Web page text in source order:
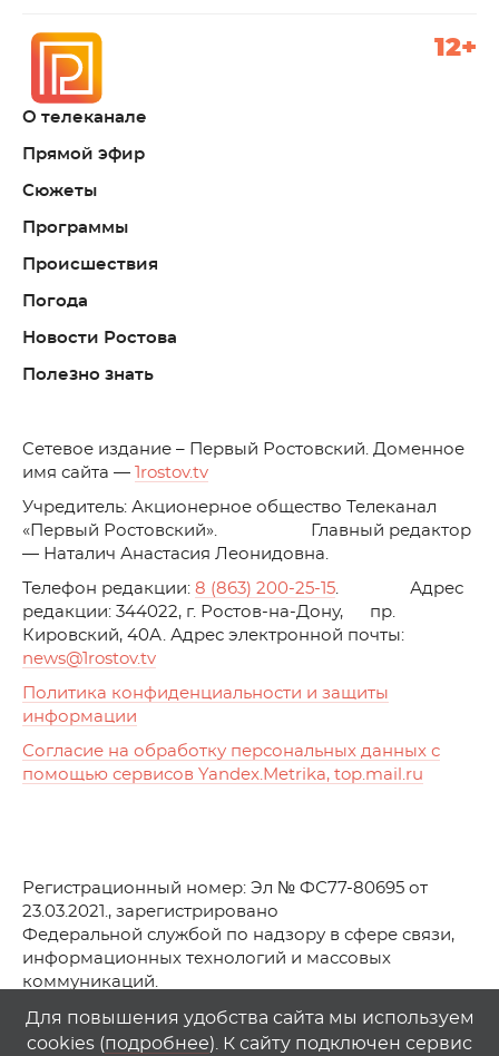
О телеканале
Прямой эфир
Сюжеты
Программы
Происшествия
Погода
Новости Ростова
Полезно знать
12+
Cетевое издание – Первый Ростовский. Доменное
имя сайта —
1rostov.tv
Учредитель: Акционерное общество Телеканал
«Первый Ростовский». Главный редактор
— Наталич Анастасия Леонидовна.
Телефон редакции: 8 (863) 200-25-15. Адрес
редакции: 344022, г. Ростов-на-Дону, пр.
Кировский, 40А. Адрес электронной почты:
news@1rostov.tv
Политика конфиденциальности и защиты
информации
Согласие на обработку персональных данных с
помощью сервисов Yandex.Metrika, top.mail.ru
Регистрационный номер: Эл № ФС77-80695 от
23.03.2021., зарегистрировано
Федеральной службой по надзору в сфере связи,
информационных технологий и массовых
коммуникаций.
© АО Телеканал «Первый Ростовский» (2021-2025)
Любое использование материалов сайта возможно
Для повышения удобства сайта мы используем
cookies (подробнее). К сайту подключен сервис